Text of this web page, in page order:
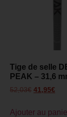
Tige de selle
PEAK – 31,6
52,03€ 41,95€
Ajouter au